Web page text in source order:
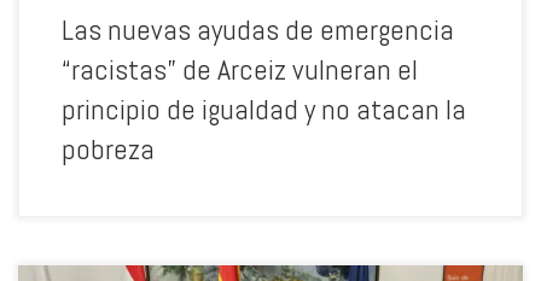
Las nuevas ayudas de emergencia
“racistas” de Arceiz vulneran el
principio de igualdad y no atacan la
pobreza